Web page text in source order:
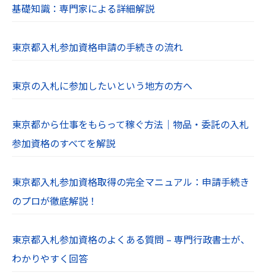
基礎知識：専門家による詳細解説
東京都入札参加資格申請の手続きの流れ
東京の入札に参加したいという地方の方へ
東京都から仕事をもらって稼ぐ方法｜物品・委託の入札
参加資格のすべてを解説
東京都入札参加資格取得の完全マニュアル：申請手続き
のプロが徹底解説！
東京都入札参加資格のよくある質問 – 専門行政書士が、
わかりやすく回答